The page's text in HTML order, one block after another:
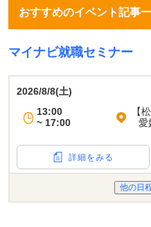
おすすめのイベント記事
マイナビ就職セミナー
2026/8/8(土)
13:00
~ 17:00
【
愛
詳細をみる
他の日